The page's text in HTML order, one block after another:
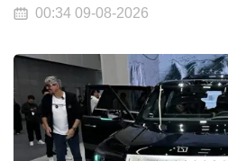
00:34 09-08-2026